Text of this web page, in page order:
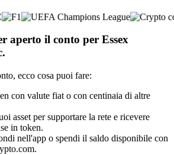
aperto il conto per Essex
ecco cosa puoi fare:
con valute fiat o con centinaia di altre
asset per supportare la rete e ricevere
in token.
nell'app o spendi il saldo disponibile con